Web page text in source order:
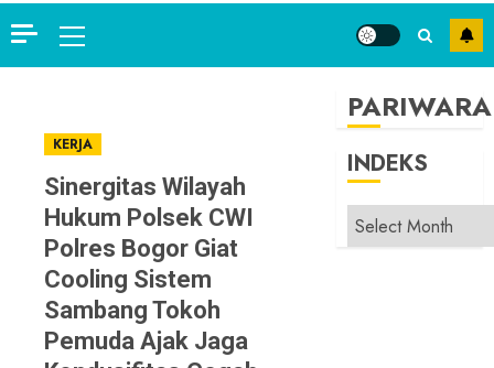
Primary
Menu
KERJA
Sinergitas Wilayah
Hukum Polsek CWI
Polres Bogor Giat
Cooling Sistem
Sambang Tokoh
Pemuda Ajak Jaga
PARIWARA
INDEKS
INDEKS